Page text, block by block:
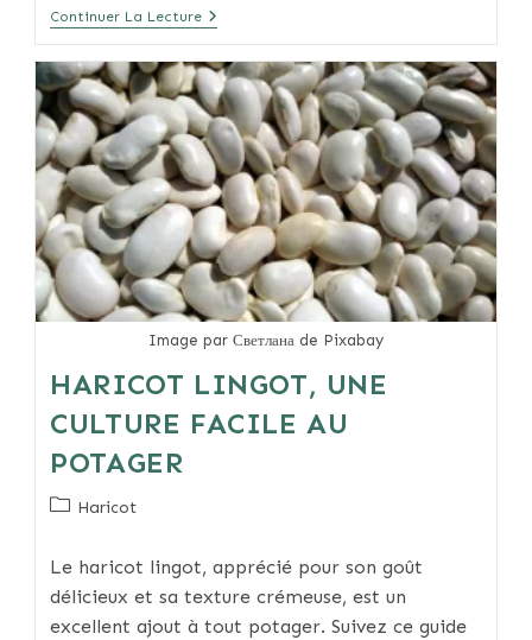
Continuer La LectureHaricots
Mungo
Tout
Savoir
Sur
Cette
Légumineuse
Image par Светлана de Pixabay
HARICOT LINGOT, UNE
CULTURE FACILE AU
POTAGER
PostHaricot
Le haricot lingot, apprécié pour son goût
délicieux et sa texture crémeuse, est un
excellent ajout à tout potager. Suivez ce guide